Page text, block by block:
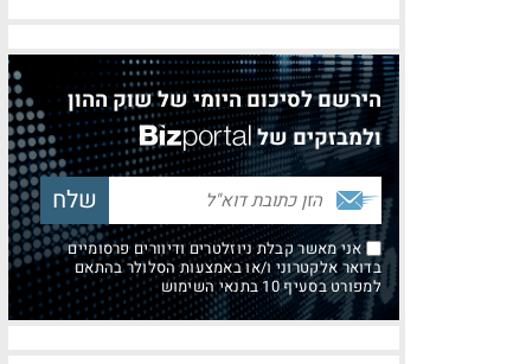
הירשם לסיכום היומי של שוק ההון
ולמבזקים של
אני מאשר קבלת ניוזלטרים ודיוורים פרסומיים
בדואר אלקטרוני ו/או באמצעות הסלולר בהתאם
למפורט בסעיף 10 בתנאי השימוש